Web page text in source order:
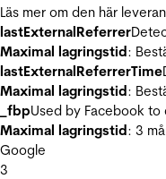
Läs mer om den här
lastExternalReferrer
Maximal lagringstid:
lastExternalReferrerTime
Maximal lagringstid:
_fbpUsed by Facebook
Maximal lagringstid: 3
Google
3